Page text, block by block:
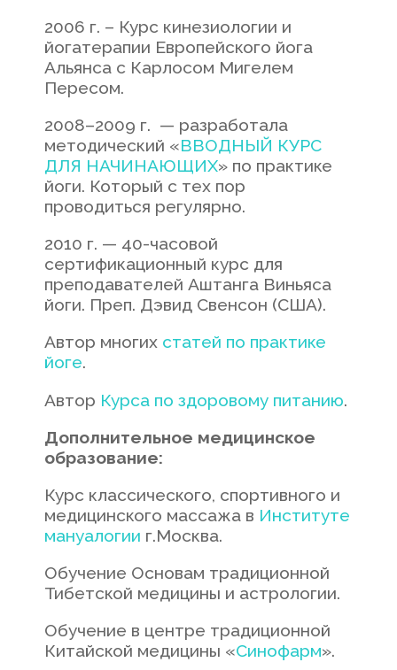
2006 г. – Курс кинезиологии и
йогатерапии Европейского йога
Альянса с Карлосом Мигелем
Пересом.
2008–2009 г. — разработала
методический «ВВОДНЫЙ КУРС
ДЛЯ НАЧИНАЮЩИХ» по практике
йоги. Который с тех пор
проводиться регулярно.
2010 г. — 40-часовой
сертификационный курс для
преподавателей Аштанга Виньяса
йоги. Преп. Дэвид Свенсон (США).
Автор многих статей по практике
йоге.
Автор Курса по здоровому питанию.
Дополнительное медицинское
образование:
Курс классического, спортивного и
медицинского массажа в Институте
мануалогии г.Москва.
Обучение Основам традиционной
Тибетской медицины и астрологии.
Обучение в центре традиционной
Китайской медицины «Синофарм».